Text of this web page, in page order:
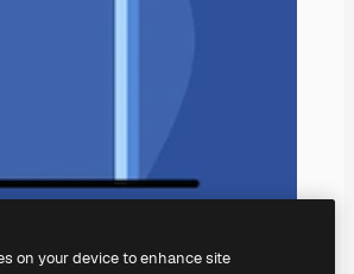
on your device to enhance site